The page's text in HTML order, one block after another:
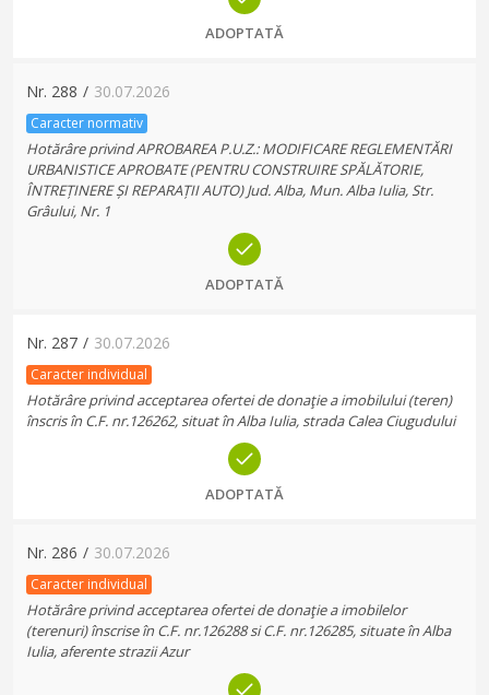
ADOPTATĂ
Nr. 288 / 30.07.2026
Caracter normativ
Hotărâre privind APROBAREA P.U.Z.: MODIFICARE REGLEMENTĂRI
URBANISTICE APROBATE (PENTRU CONSTRUIRE SPĂLĂTORIE,
ÎNTREȚINERE ȘI REPARAȚII AUTO) Jud. Alba, Mun. Alba Iulia, Str.
Grâului, Nr. 1
ADOPTATĂ
Nr. 287 / 30.07.2026
Caracter individual
Hotărâre privind acceptarea ofertei de donaţie a imobilului (teren)
înscris în C.F. nr.126262, situat în Alba Iulia, strada Calea Ciugudului
ADOPTATĂ
Nr. 286 / 30.07.2026
Caracter individual
Hotărâre privind acceptarea ofertei de donaţie a imobilelor
(terenuri) înscrise în C.F. nr.126288 si C.F. nr.126285, situate în Alba
Iulia, aferente strazii Azur